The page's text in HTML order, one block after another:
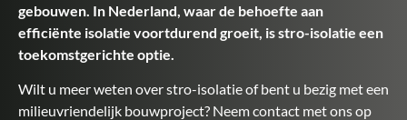
gebouwen. In Nederland, waar de behoefte aan
efficiënte isolatie voortdurend groeit, is stro-isolatie een
toekomstgerichte optie.
Wilt u meer weten over stro-isolatie of bent u bezig met een
milieuvriendelijk bouwproject? Neem contact met ons op